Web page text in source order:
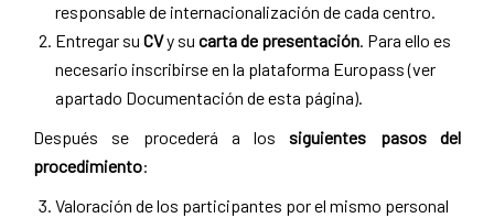
responsable de internacionalización de cada centro.
Entregar su CVy su carta de presentación. Para ello es
necesario inscribirse en la plataforma Europass (ver
apartado Documentación de esta página).
​​​​​​​Después se procederá a lossiguientes pasos del
procedimiento:
​​​​​Valoración de los participantes por el mismo personal